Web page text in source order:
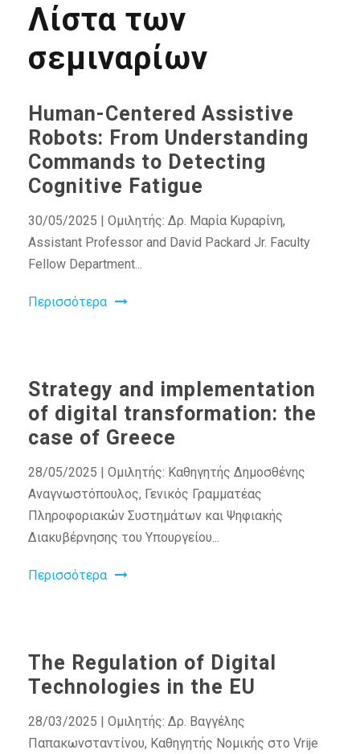
Λίστα των
σεμιναρίων
Human-Centered Assistive
Robots: From Understanding
Commands to Detecting
Cognitive Fatigue
30/05/2025 | Ομιλητής: Δρ. Μαρία Κυραρίνη,
Assistant Professor and David Packard Jr. Faculty
Fellow Department...
Περισσότερα
Strategy and implementation
of digital transformation: the
case of Greece
28/05/2025 | Ομιλητής: Καθηγητής Δημοσθένης
Αναγνωστόπουλος, Γενικός Γραμματέας
Πληροφοριακών Συστημάτων και Ψηφιακής
Διακυβέρνησης του Υπουργείου...
Περισσότερα
The Regulation of Digital
Technologies in the EU
28/03/2025 | Ομιλητής: Δρ. Βαγγέλης
Παπακωνσταντίνου, Καθηγητής Νομικής στο Vrije